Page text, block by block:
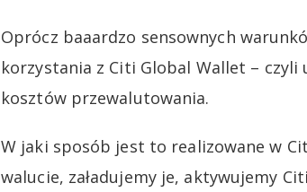
Oprócz baaardzo sensownych
korzystania z Citi Global Wallet – czyli
kosztów przewalutowania.
W jaki sposób jest to realizowane w
walucie, załadujemy je, aktywujemy